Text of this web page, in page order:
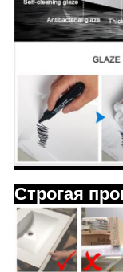
Строгая